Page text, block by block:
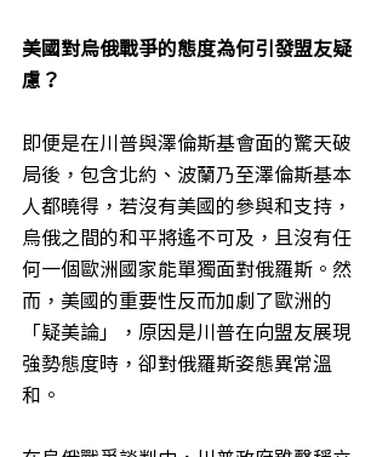
美國對烏俄戰爭的態度為何引發盟友疑
慮？
即便是在川普與澤倫斯基會面的驚天破
局後，包含北約、波蘭乃至澤倫斯基本
人都曉得，若沒有美國的參與和支持，
烏俄之間的和平將遙不可及，且沒有任
何一個歐洲國家能單獨面對俄羅斯。然
而，美國的重要性反而加劇了歐洲的
「疑美論」，原因是川普在向盟友展現
強勢態度時，卻對俄羅斯姿態異常溫
和。